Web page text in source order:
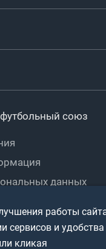
с ОВЗ
союз
данных
работы
сервисов и удобства
кликая